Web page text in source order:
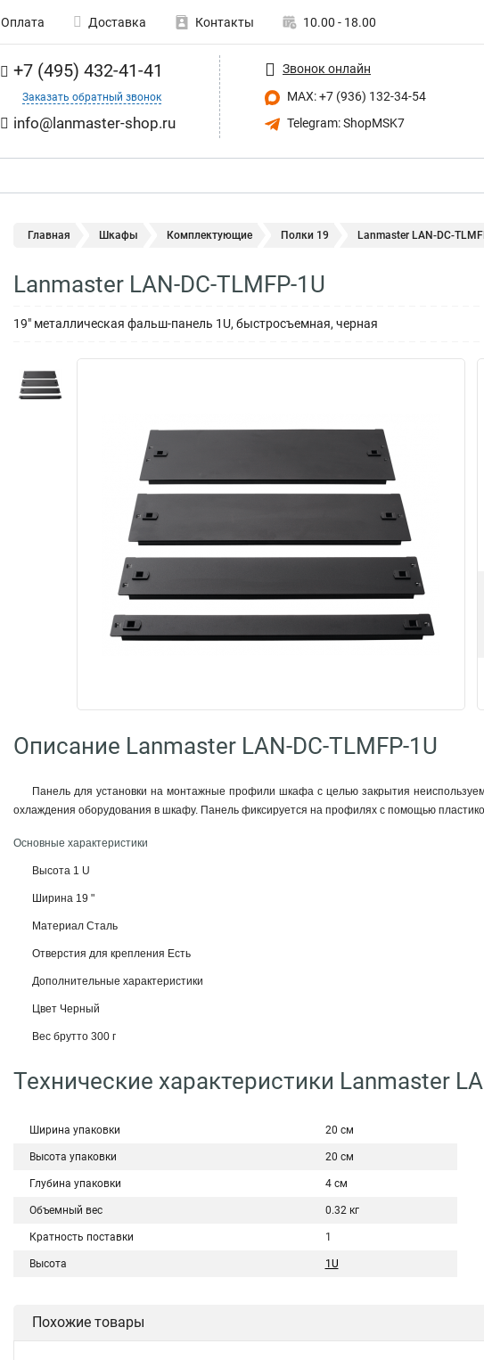
Оплата Доставка Контакты 10.00 - 18.00
+7 (495) 432-41-41
Заказать обратный звонок
info@lanmaster-shop.ru
Звонок онлайн
MAX: +7 (936) 132-34-54
Telegram: ShopMSK7
Главная Шкафы Комплектующие Полки 19 Lanmaster LAN-DC-
Lanmaster LAN-DC-TLMFP-1U
19" металлическая фальш-панель 1U, быстросъемная, черная
Описание Lanmaster LAN-DC-TLMFP-1U
Панель для установки на монтажные профили шкафа с целью закрытия
охлаждения оборудования в шкафу. Панель фиксируется на профилях с помощью
Основные характеристики
Высота 1 U
Ширина 19 "
Материал Сталь
Отверстия для крепления Есть
Дополнительные характеристики
Цвет Черный
Вес брутто 300 г
Технические характеристики Lanmaster
Ширина упаковки 20 см
Высота упаковки 20 см
Глубина упаковки 4 см
Объемный вес 0.32 кг
Кратность поставки 1
Высота 1U
Похожие товары